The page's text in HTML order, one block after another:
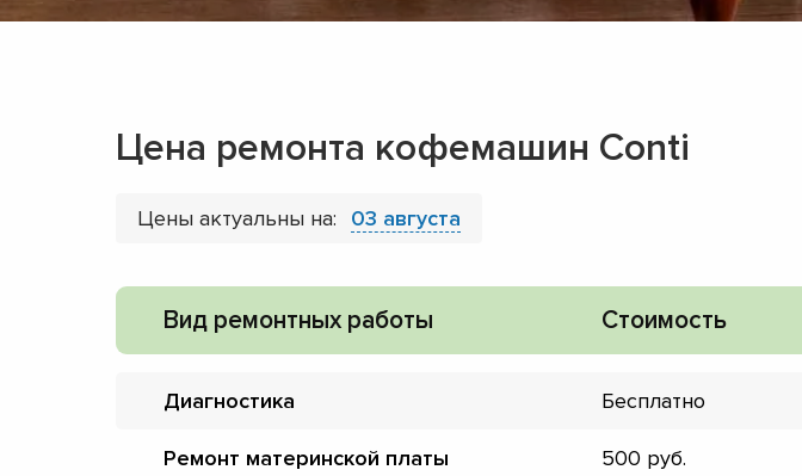
Цена ремонта кофемашин Conti
Цены актуальны на: 03 августа
Вид ремонтных работы Стоимость
Диагностика Бесплатно
Ремонт материнской платы 500